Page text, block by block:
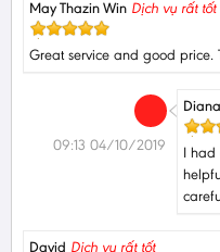
May Thazin Win Dịch vụ rất tốt
Great service and good price.
Diana
I had
09:13 04/10/2019
David Dịch vụ rất tốt